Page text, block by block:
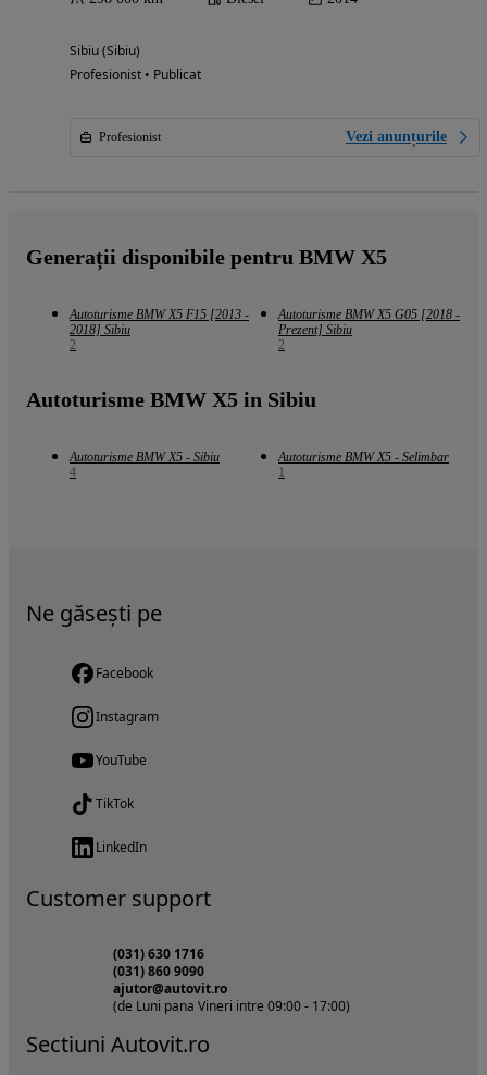
Sibiu (Sibiu)
Profesionist • Publicat
Profesionist Vezi anunțurile
Generații disponibile pentru BMW X5
Autoturisme BMW X5 F15 [2013 -
2018] Sibiu
2
Autoturisme BMW X5 G05 [2018 -
Prezent] Sibiu
2
Autoturisme BMW X5 in Sibiu
Autoturisme BMW X5 - Sibiu
4
Autoturisme BMW X5 - Selimbar
1
Ne găsești pe
Facebook
Instagram
YouTube
TikTok
LinkedIn
Customer support
(031) 630 1716
(031) 860 9090
ajutor@autovit.ro
(de Luni pana Vineri intre 09:00 - 17:00)
Sectiuni Autovit.ro